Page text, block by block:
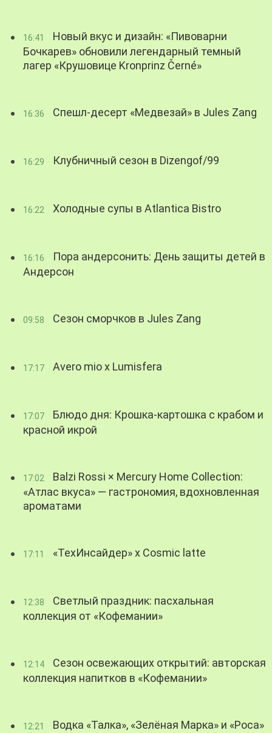
16:41
Новый вкус и дизайн: «Пивоварни
Бочкарев» обновили легендарный темный
лагер «Крушовице Kronprinz Černé»
16:36 Спешл-десерт «Медвезай» в Jules Zang
16:29 Клубничный сезон в Dizengof/99
16:22 Холодные супы в Atlantica Bistro
16:16
Пора андерсонить: День защиты детей в
Андерсон
09:58 Сезон сморчков в Jules Zang
17:17 Avero mio x Lumisfera
17:07
Блюдо дня: Крошка-картошка с крабом и
красной икрой
17:02
Balzi Rossi × Mercury Home Collection:
«Атлас вкуса» — гастрономия, вдохновленная
ароматами
17:11 «ТехИнсайдер» х Cosmic latte
12:38
Светлый праздник: пасхальная
коллекция от «Кофемании»
12:14
Сезон освежающих открытий: авторская
коллекция напитков в «Кофемании»
12:21
Водка «Талка», «Зелёная Марка» и «Роса»